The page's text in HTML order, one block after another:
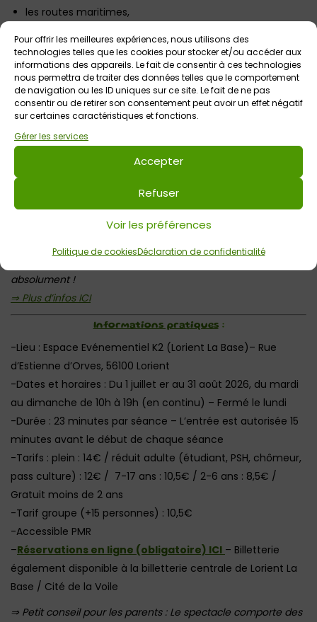
Pour offrir les meilleures expériences, nous utilisons des
technologies telles que les cookies pour stocker et/ou accéder aux
informations des appareils. Le fait de consentir à ces technologies
nous permettra de traiter des données telles que le comportement
de navigation ou les ID uniques sur ce site. Le fait de ne pas
consentir ou de retirer son consentement peut avoir un effet négatif
sur certaines caractéristiques et fonctions.
Gérer les services
Accepter
Refuser
Voir les préférences
Politique de cookiesDéclaration de confidentialité
les routes maritimes,
les comptoirs et richesses de l’Orient,
Tempête, naufrage et retour à Lorient.
Conçu pour tous les publics, ce spectacle mêle émotion,
découverte et puissance visuelle. Il est une invitation à
ressentir le voyage au-delà du visible et de l’audible,
expérience sensorielle à 360° à vivre en famille !
estLA sortie incontournable de
pour découvrir la riche histoire qui a façonné la ville il
y a de cela plusieurs siècles, grâce à une animation ludo-
pédagogique originale ! C’est unspectacle immersif
programmation des 360 ans de la ville !A découvrir
absolument !
⇒ Plus d’infos ICI
Informations pratiques:
-Lieu : Espace Evénementiel K2 (Lorient La Base)– Rue
d’Estienne d’Orves, 56100 Lorient
-Dates et horaires : Du 1 juillet er au 31 août 2026, du mardi
au dimanche de 10h à 19h (en continu) – Fermé le lundi
-Durée : 23 minutes par séance – L’entrée est autorisée 15
minutes avant le début de chaque séance
-Tarifs : plein : 14€ / réduit adulte (étudiant, PSH, chômeur,
pass culture) : 12€ / 7-17 ans : 10,5€ / 2-6 ans : 8,5€ /
Gratuit moins de 2 ans
-Tarif groupe (+15 personnes) : 10,5€
-Accessible PMR
–Réservations en ligne (obligatoire) ICI – Billetterie
également disponible à la billetterie centrale de Lorient La
Base / Cité de la Voile
⇒ Petit conseil pour les parents : Le spectacle comporte des